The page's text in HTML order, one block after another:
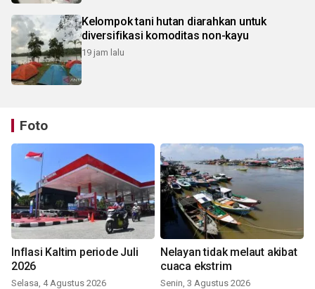
Kelompok tani hutan diarahkan untuk
diversifikasi komoditas non-kayu
19 jam lalu
Foto
Inflasi Kaltim periode Juli
2026
Selasa, 4 Agustus 2026
Nelayan tidak melaut akibat
cuaca ekstrim
Senin, 3 Agustus 2026